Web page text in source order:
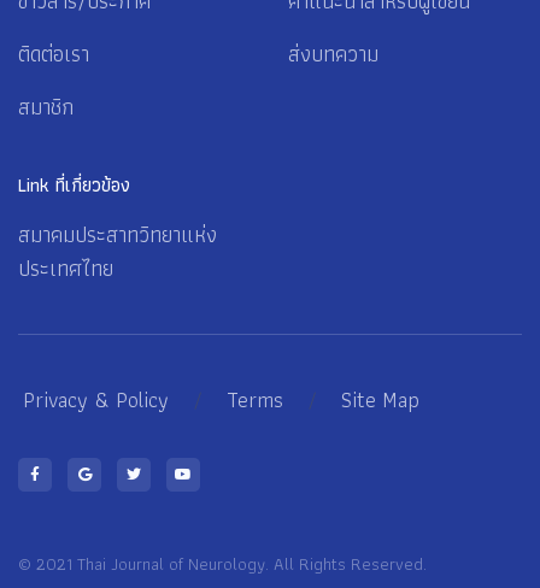
ติดต่อเรา
สมาชิก
ส่งบทความ
Link ที่เกี่ยวข้อง
สมาคมประสาทวิทยาแห่ง
ประเทศไทย
Privacy & Policy / Terms / Site Map
© 2021 Thai Journal of Neurology. All Rights Reserved.